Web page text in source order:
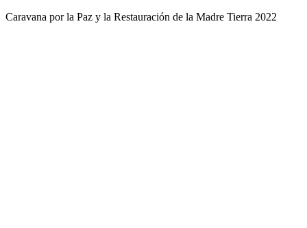
Caravana por la Paz y la Restauración de la Madre Tierra 2022